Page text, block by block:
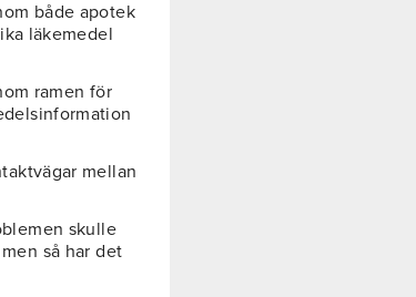
både apotek
läkemedel
ramen för
mellan
skulle
så har det